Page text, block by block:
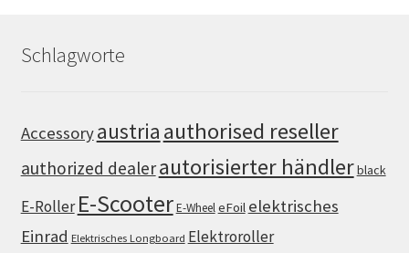
Schlagworte
Accessoryaustria authorised reseller
authorized dealerautorisierter händlerblack
E-Roller E-ScooterE-WheeleFoil elektrisches
Einrad Elektrisches Longboard Elektroroller